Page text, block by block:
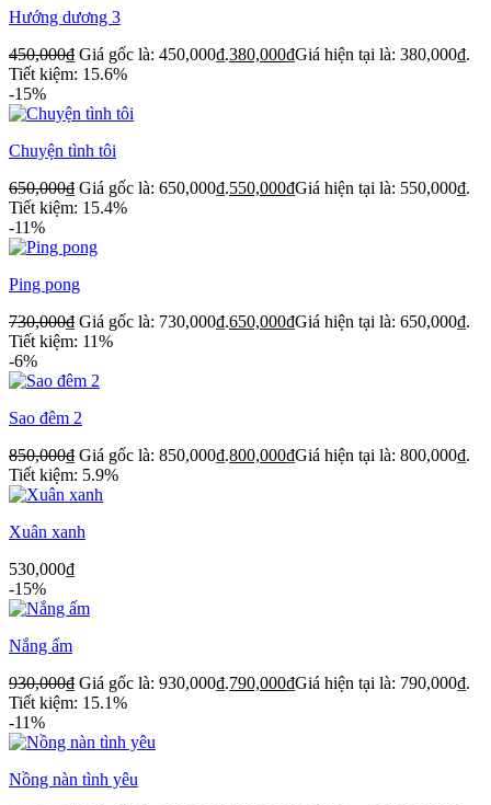
Hướng dương 3
450,000₫ Giá gốc là: 450,000₫.380,000₫Giá hiện tại là: 380,000₫.
Tiết kiệm: 15.6%
-15%
Chuyện tình tôi
650,000₫ Giá gốc là: 650,000₫.550,000₫Giá hiện tại là: 550,000₫.
Tiết kiệm: 15.4%
-11%
Ping pong
730,000₫ Giá gốc là: 730,000₫.650,000₫Giá hiện tại là: 650,000₫.
Tiết kiệm: 11%
-6%
Sao đêm 2
850,000₫ Giá gốc là: 850,000₫.800,000₫Giá hiện tại là: 800,000₫.
Tiết kiệm: 5.9%
Xuân xanh
530,000₫
-15%
Nắng ấm
930,000₫ Giá gốc là: 930,000₫.790,000₫Giá hiện tại là: 790,000₫.
Tiết kiệm: 15.1%
-11%
Nồng nàn tình yêu